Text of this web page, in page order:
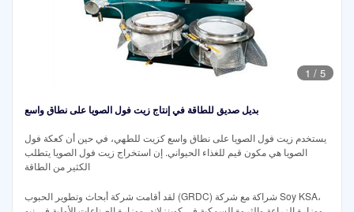
1 / 5
بديل صديق للطاقة في إنتاج زيت فول الصويا على نطاق واسع
يستخدم زيت فول الصويا على نطاق واسع كزيت للطهي، في حين أن كعكة فول
الصويا هي مكون قيم للغذاء الحيواني. إن استخراج زيت فول الصويا يتطلب
الكثير من الطاقة
لقد أقامت شركة أبحاث وتطوير الحبوب (GRDC) شراكة مع شركة Soy KSA،